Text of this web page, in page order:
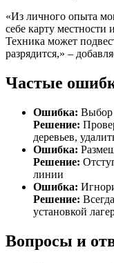
«Из личного опыта
себе карту местности
Техника может
разрядится,» –
Частые
Ошибка: Выбор
Решение:
деревьев,
Ошибка:
Решение:
линии
Ошибка:
Решение:
установкой
Вопросы и